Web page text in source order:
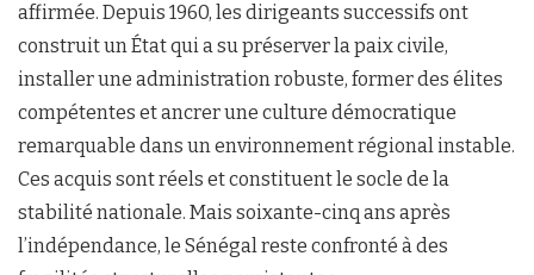
affirmée. Depuis 1960, les dirigeants successifs ont
construit un État qui a su préserver la paix civile,
installer une administration robuste, former des élites
compétentes et ancrer une culture démocratique
remarquable dans un environnement régional instable.
Ces acquis sont réels et constituent le socle de la
stabilité nationale. Mais soixante-cinq ans après
l’indépendance, le Sénégal reste confronté à des